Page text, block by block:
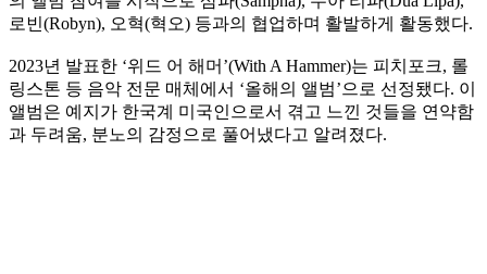
로빈(Robyn), 오혁(혁오) 등과의 협업하며 활발하게 활동했다.
2023년 발표한 ‘위드 어 해머’(With A Hammer)는 피치포크, 롤
링스톤 등 음악 전문 매체에서 ‘올해의 앨범’으로 선정됐다. 이
앨범은 예지가 한국계 미국인으로서 겪고 느낀 것들을 연약함
과 두려움, 분노의 감정으로 풀어냈다고 알려졌다.